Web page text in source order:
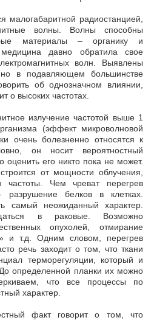
малогабаритной радиостанцией,
волны. Волны способны
материалы – органику и
медицина давно обратила свое
волн. Выявлены
но в подавляющем большинстве
об однозначном влиянии,
о высоких частотах.
излучение частотой выше 1
(эффект микроволновой
очень болезненно относятся к
он носит вероятностный
оценить его никто пока не может.
от мощности облучения,
Чем чреват перегрев
белков в клетках.
самый неожиданный характер.
в раковые. Возможно
опухолей, отмирание
и т.д. Одним словом, перегрев
речь заходит о том, что ткани
терморегуляции, который и
определенной планки их можно
что все процессы по
характер.
факт говорит о том, что